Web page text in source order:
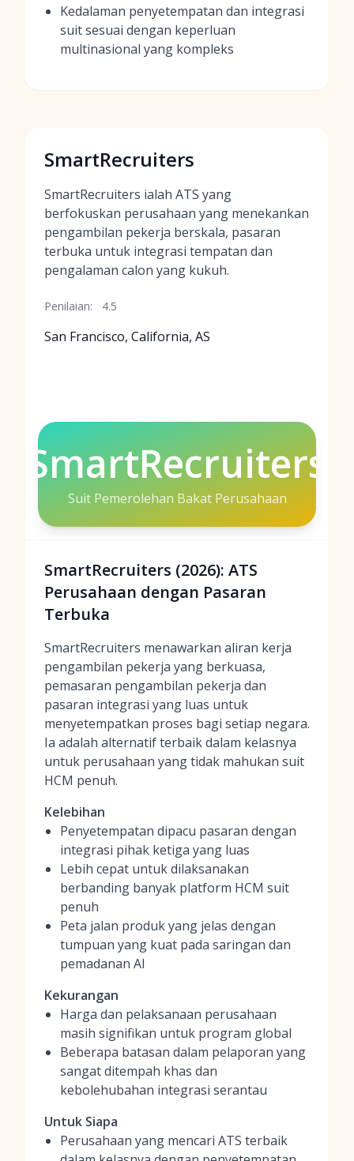
Kedalaman penyetempatan dan integrasi
suit sesuai dengan keperluan
multinasional yang kompleks
SmartRecruiters
SmartRecruiters ialah ATS yang
berfokuskan perusahaan yang menekankan
pengambilan pekerja berskala, pasaran
terbuka untuk integrasi tempatan dan
pengalaman calon yang kukuh.
Penilaian: 4.5
San Francisco, California, AS
SmartRecruiters
Suit Pemerolehan Bakat Perusahaan
SmartRecruiters (2026): ATS
Perusahaan dengan Pasaran
Terbuka
SmartRecruiters menawarkan aliran kerja
pengambilan pekerja yang berkuasa,
pemasaran pengambilan pekerja dan
pasaran integrasi yang luas untuk
menyetempatkan proses bagi setiap negara.
Ia adalah alternatif terbaik dalam kelasnya
untuk perusahaan yang tidak mahukan suit
HCM penuh.
Kelebihan
Penyetempatan dipacu pasaran dengan
integrasi pihak ketiga yang luas
Lebih cepat untuk dilaksanakan
berbanding banyak platform HCM suit
penuh
Peta jalan produk yang jelas dengan
tumpuan yang kuat pada saringan dan
pemadanan AI
Kekurangan
Harga dan pelaksanaan perusahaan
masih signifikan untuk program global
Beberapa batasan dalam pelaporan yang
sangat ditempah khas dan
kebolehubahan integrasi serantau
Untuk Siapa
Perusahaan yang mencari ATS terbaik